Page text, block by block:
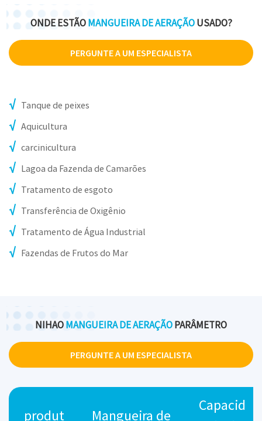
ONDE ESTÃOMANGUEIRA DE AERAÇÃOUSADO?
PERGUNTE A UM ESPECIALISTA
Tanque de peixes
Aquicultura
carcinicultura
Lagoa da Fazenda de Camarões
Tratamento de esgoto
Transferência de Oxigênio
Tratamento de Água Industrial
Fazendas de Frutos do Mar
NIHAOMANGUEIRA DE AERAÇÃOPARÂMETRO
PERGUNTE A UM ESPECIALISTA
produt
Mangueira de
Capacid